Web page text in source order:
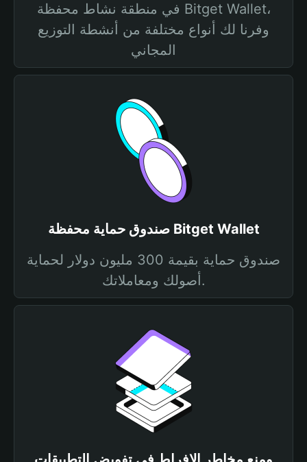
في منطقة نشاط محفظة Bitget Wallet،
وفرنا لك أنواع مختلفة من أنشطة التوزيع
المجاني
صندوق حماية محفظة Bitget Wallet
صندوق حماية بقيمة 300 مليون دولار لحماية
أصولك ومعاملاتك.